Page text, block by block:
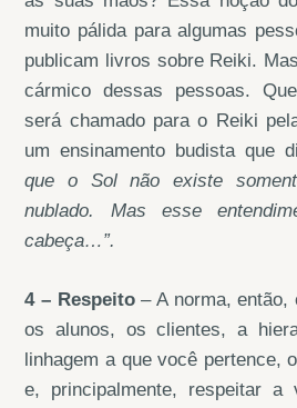
muito pálida para algumas
publicam livros sobre Reiki.
cármico dessas pessoas.
será chamado para o Reiki
um ensinamento budista que
que o Sol não existe
nublado. Mas esse
cabeça…”.
4 – Respeito– A norma, então,
os alunos, os clientes, a
linhagem a que você pertence,
e, principalmente, respeitar a